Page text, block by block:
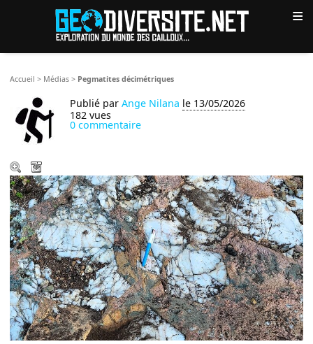
≡
Accueil > Médias > Pegmatites décimétriques
Publié parAnge Nilana le 13/05/2026
182 vues
0 commentaire